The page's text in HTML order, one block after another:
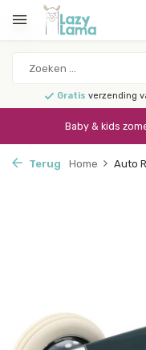
Gratis verzending
Baby & kids
Terug Home Auto